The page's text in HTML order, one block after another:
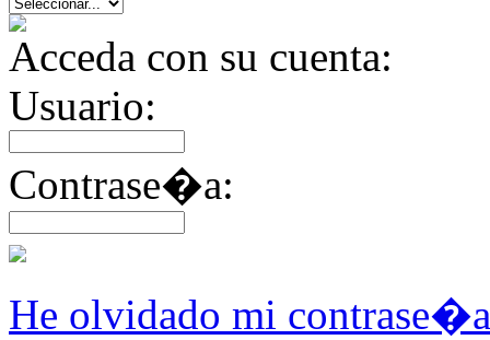
Acceda con su cuenta:
Usuario:
Contrase�a:
He olvidado mi contrase�a